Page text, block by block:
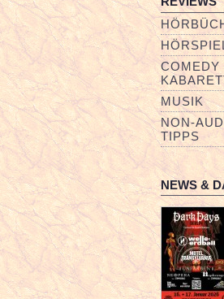
COMEDY
MUSIK
NON-
TIPPS
NEWS &